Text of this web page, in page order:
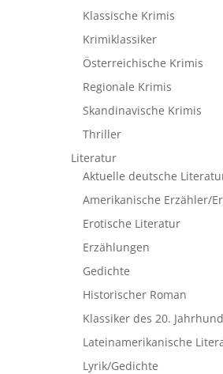
Klassische Krimis
Krimiklassiker
Österreichische Krimis
Regionale Krimis
Skandinavische Krimis
Thriller
Literatur
Aktuelle deutsche
Amerikanische Erzähler/
Erotische Literatur
Erzählungen
Gedichte
Historischer Roman
Klassiker des 20.
Lateinamerikanische
Lyrik/Gedichte